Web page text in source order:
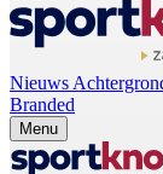
Nieuws
Branded
Menu